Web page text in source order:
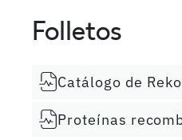
Folletos
Catálogo de
Proteínas